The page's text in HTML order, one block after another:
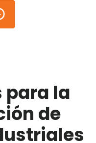
para la
de